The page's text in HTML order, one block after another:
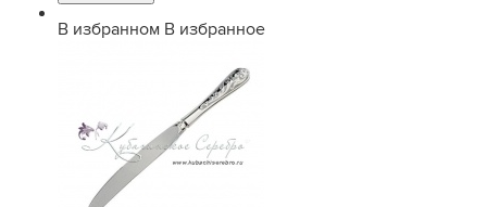
В избранном В избранное